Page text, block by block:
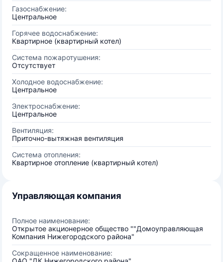
Газоснабжение:
Центральное
Горячее водоснабжение:
Квартирное (квартирный котел)
Система пожаротушения:
Отсутствует
Холодное водоснабжение:
Центральное
Электроснабжение:
Центральное
Вентиляция:
Приточно-вытяжная вентиляция
Система отопления:
Квартирное отопление (квартирный котел)
Управляющая компания
Полное наименование:
Открытое акционерное общество ""Домоуправляющая
Компания Нижегородского района"
Сокращенное наименование: